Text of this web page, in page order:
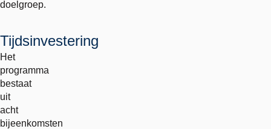
doelgroep.
Tijdsinvestering
Het
programma
bestaat
uit
acht
bijeenkomsten